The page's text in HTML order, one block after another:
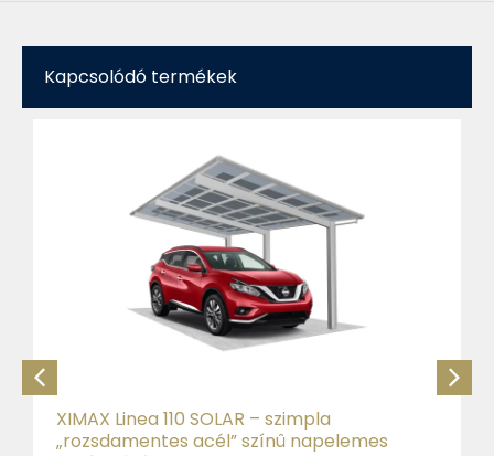
Kapcsolódó termékek
XIMAX Portoforte 60 – Caravan fekete
autóbeálló